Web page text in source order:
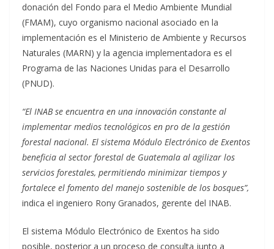
donación del Fondo para el Medio Ambiente Mundial
(FMAM), cuyo organismo nacional asociado en la
implementación es el Ministerio de Ambiente y Recursos
Naturales (MARN) y la agencia implementadora es el
Programa de las Naciones Unidas para el Desarrollo
(PNUD).
“El INAB se encuentra en una innovación constante al
implementar medios tecnológicos en pro de la gestión
forestal nacional. El sistema Módulo Electrónico de Exentos
beneficia al sector forestal de Guatemala al agilizar los
servicios forestales, permitiendo minimizar tiempos y
fortalece el fomento del manejo sostenible de los bosques”,
indica el ingeniero Rony Granados, gerente del INAB.
El sistema Módulo Electrónico de Exentos ha sido
posible, posterior a un proceso de consulta junto a